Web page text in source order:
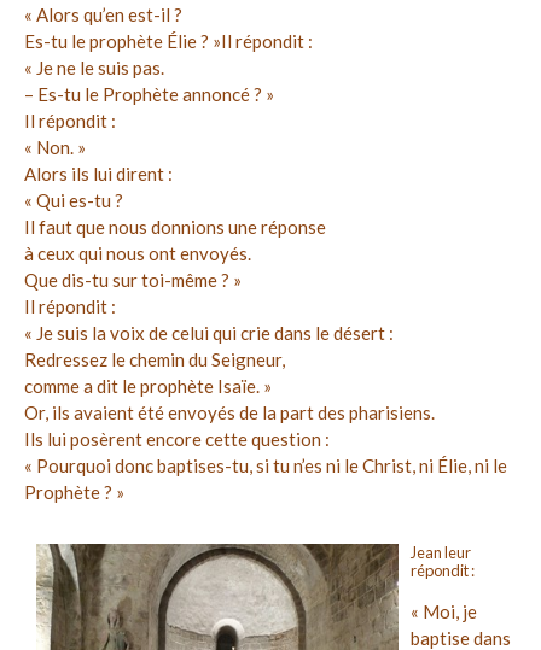
« Alors qu’en est-il ?
Es-tu le prophète Élie ? »Il répondit :
« Je ne le suis pas.
– Es-tu le Prophète annoncé ? »
Il répondit :
« Non. »
Alors ils lui dirent :
« Qui es-tu ?
Il faut que nous donnions une réponse
à ceux qui nous ont envoyés.
Que dis-tu sur toi-même ? »
Il répondit :
« Je suis la voix de celui qui crie dans le désert :
Redressez le chemin du Seigneur,
comme a dit le prophète Isaïe. »
Or, ils avaient été envoyés de la part des pharisiens.
Ils lui posèrent encore cette question :
« Pourquoi donc baptises-tu, si tu n’es ni le Christ, ni Élie, ni le
Prophète ? »
Jean leur
répondit :
« Moi, je
baptise dans